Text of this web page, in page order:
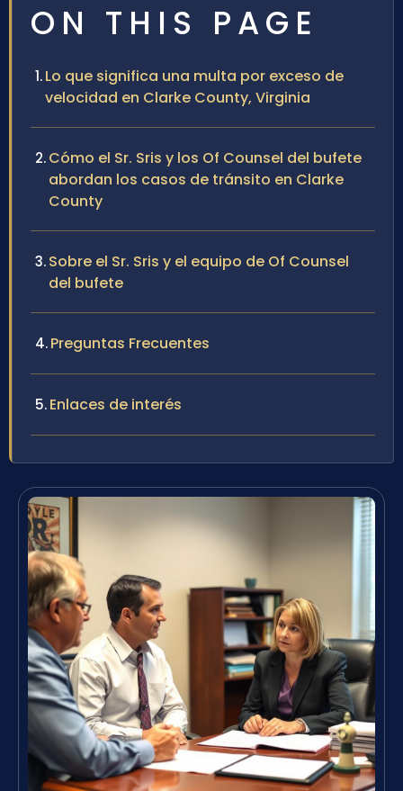
ON THIS PAGE
Lo que significa una multa por exceso de
velocidad en Clarke County, Virginia
Cómo el Sr. Sris y los Of Counsel del bufete
abordan los casos de tránsito en Clarke
County
Sobre el Sr. Sris y el equipo de Of Counsel
del bufete
Preguntas Frecuentes
Enlaces de interés